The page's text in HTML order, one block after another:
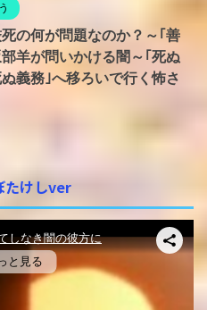
の何が問題なのか？～｢善
羊が問いかける闇～｢死ぬ
義務｣へ移ろいで行く怖さ
たけしver